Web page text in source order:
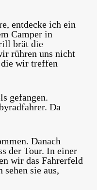
entdecke ich ein
Camper in
brät die
rühren uns nicht
die wir treffen
gefangen.
Da
Danach
der Tour. In einer
wir das Fahrerfeld
sie aus,